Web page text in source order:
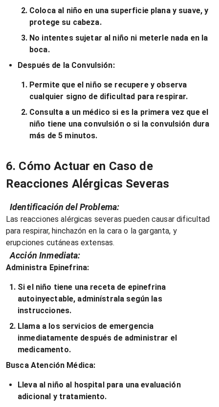
Coloca al niño en una superficie plana y suave, y
protege su cabeza.
No intentes sujetar al niño ni meterle nada en la
boca.
Después de la Convulsión:
Permite que el niño se recupere y observa
cualquier signo de dificultad para respirar.
Consulta a un médico si es la primera vez que el
niño tiene una convulsión o si la convulsión dura
más de 5 minutos.
6. Cómo Actuar en Caso de
Reacciones Alérgicas Severas
Identificación del Problema:
Las reacciones alérgicas severas pueden causar dificultad
para respirar, hinchazón en la cara o la garganta, y
erupciones cutáneas extensas.
Acción Inmediata:
Administra Epinefrina:
Si el niño tiene una receta de epinefrina
autoinyectable, adminístrala según las
instrucciones.
Llama a los servicios de emergencia
inmediatamente después de administrar el
medicamento.
Busca Atención Médica:
Lleva al niño al hospital para una evaluación
adicional y tratamiento.